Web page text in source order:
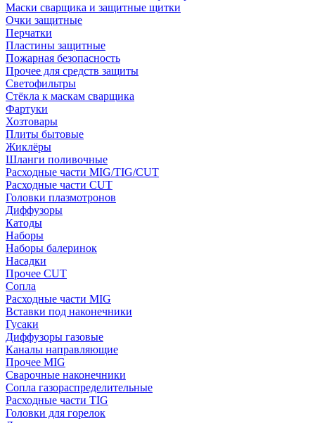
Маски сварщика и защитные щитки
Очки защитные
Перчатки
Пластины защитные
Пожарная безопасность
Прочее для средств защиты
Светофильтры
Стёкла к маскам сварщика
Фартуки
Хозтовары
Плиты бытовые
Жиклёры
Шланги поливочные
Расходные части MIG/TIG/CUT
Расходные части CUT
Головки плазмотронов
Диффузоры
Катоды
Наборы
Наборы балеринок
Насадки
Прочее CUT
Сопла
Расходные части MIG
Вставки под наконечники
Гусаки
Диффузоры газовые
Каналы направляющие
Прочее MIG
Сварочные наконечники
Сопла газораспределительные
Расходные части TIG
Головки для горелок